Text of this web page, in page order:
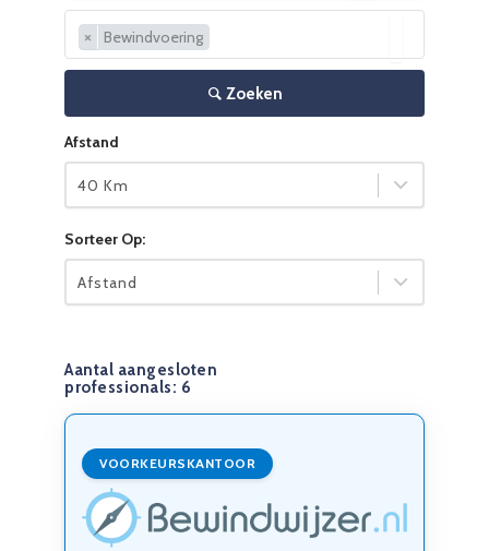
× Bewindvoering
Zoeken
Afstand
40 Km
Sorteer Op:
Afstand
Aantal aangesloten
professionals: 6
VOORKEURSKANTOOR